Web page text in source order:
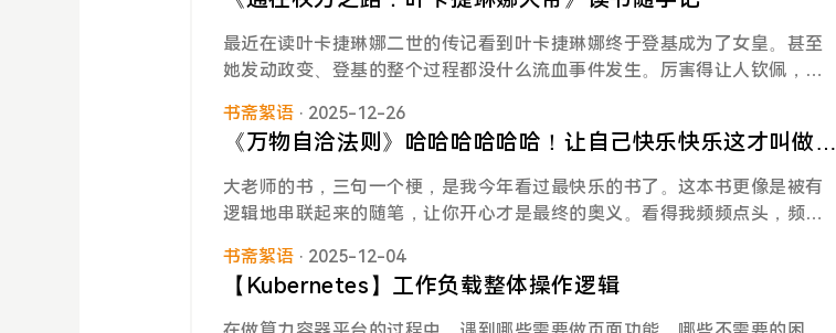
最近在读叶卡捷琳娜二世的传记看到叶卡捷琳娜终于登基成为了女皇。甚至
她发动政变、登基的整个过程都没什么流血事件发生。厉害得让人钦佩，有
评价一直都是 “蠢”。他没有坏心眼到什么程度，但实实在在是个蠢蛋，也很
悲哀。他是不幸的，年幼父母双亡，眷恋故国，但是迫于无奈被姨母接回俄
国做沙皇继承人。无论是心智、性格、外貌都没有什么优势，用尽全力拒绝
俄国的一切，一场天花使他的自卑更是上升到极点，故而失去了叶卡捷琳娜
这样一位好友。彼得一生慕强，但是却对身边最强的人视而不见。而蠢蛋在
政治场中往往比坏人更恐怖，更无法生存。痛恨姨母给他带来了现在的这一
切，所以在伊丽莎白过世之后，有一种演都不演的疯癫，招来了更多的怨
书斋絮语 · 2025-12-26
《万物自洽法则》哈哈哈哈哈哈！让自己快乐快乐这才叫做意
义
大老师的书，三句一个梗，是我今年看过最快乐的书了。这本书更像是被有
逻辑地串联起来的随笔，让你开心才是最终的奥义。看得我频频点头，频频
这段时，整个感觉被击中了：智者说，水以为自己越不过沙漠，风跟水说，
你不只是水，你还能变成水蒸气，然后变成云。我再帮你吹过沙漠，你又化
成雨，雨下下来，你就又变成了水。其实沙漠对你来说，根本就不存在。太
书斋絮语 · 2025-12-04
【Kubernetes】工作负载整体操作逻辑